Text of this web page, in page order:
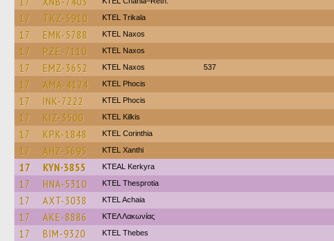
17 TKZ-5910 ΚΤΕL Τrikala
17 EMK-5788 KTEL Naxos
17 PZE-7110 KTEL Naxos
17 EMZ-3652 KTEL Naxos 537
17 AMA-4124 ΚΤΕL Phocis
17 INK-7222 ΚΤΕL Phocis
17 KIZ-3500 KTEL Kilkis
17 KPK-1848 KTEL Corinthia
17 AHZ-3695 KTEL Xanthi
17 KYN-3855 KTEAL Kerkyra
17 HNA-5310 KTEL Thesprotia
17 AXT-3038 KTEL Achaia
17 AKE-8886 ΚΤΕΛ Λακωνίας
17 BIM-9320 KTEL Thebes